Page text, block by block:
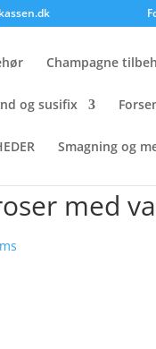
Champagne
og susifix
Smagning og
med